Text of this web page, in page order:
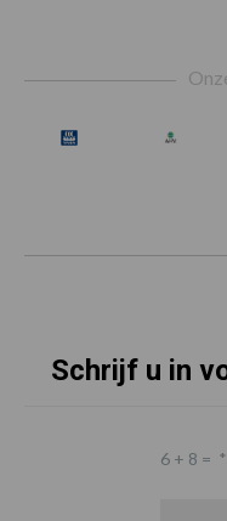
Schrijf u in
6 + 8 = *